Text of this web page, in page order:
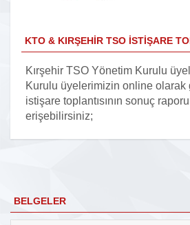
KTO & KIRŞEHIR TSO İSTIŞARE
Kırşehir TSO Yönetim Kurulu
Kurulu üyelerimizin online olarak
istişare toplantısının sonuç
erişebilirsiniz;
BELGELER